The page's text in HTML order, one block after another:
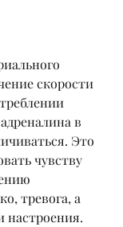
скорости
в
Это
чувству
тревога, а
настроения.